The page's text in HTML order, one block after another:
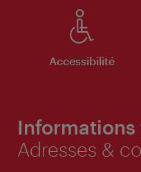
Accessibilité
Adresses &